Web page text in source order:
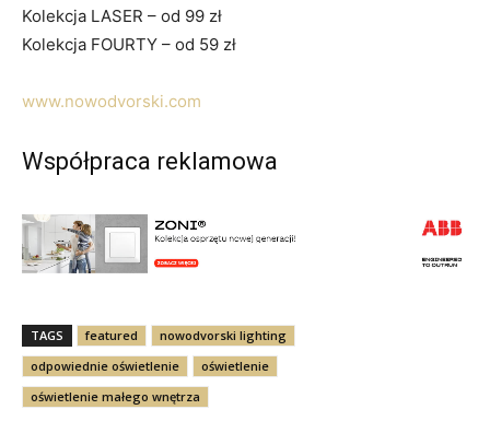
Kolekcja LASER – od 99 zł
Kolekcja FOURTY – od 59 zł
www.nowodvorski.com
Współpraca reklamowa
TAGS featured
nowodvorski lighting
odpowiednie oświetlenie
oświetlenie
oświetlenie małego wnętrza